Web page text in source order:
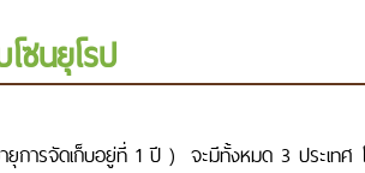
ซนยุโรป
รจัดเก็บอยู่ที่ 1 ปี ) จะมีทั้งหมด 3 ประเทศ โ